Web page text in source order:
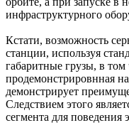
инфраструктурного
Кстати, возможность
станции, используя
габаритные грузы, в том
продемонстрировнная
демонстрирует
Следствием этого
сегмента для поведения